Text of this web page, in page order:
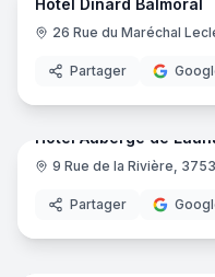
Hôtel Dinard Balmoral
26 Rue du Maréchal
Partager
Hotel Auberge de
9 Rue de la Rivière,
Partager